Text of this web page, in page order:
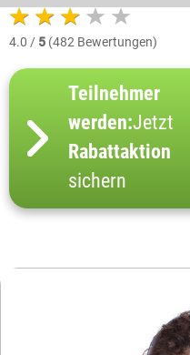
4.0 / 5 (482 Bewertungen)
Teilnehmer
werden:Jetzt
Rabattaktion
sichern